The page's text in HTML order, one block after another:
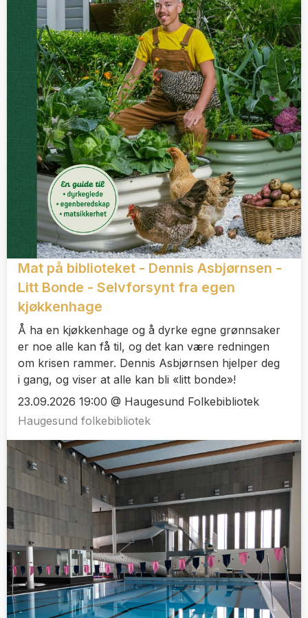
Mat på biblioteket - Dennis Asbjørnsen -
Litt Bonde - Selvforsynt fra egen
kjøkkenhage
Å ha en kjøkkenhage og å dyrke egne grønnsaker
er noe alle kan få til, og det kan være redningen
om krisen rammer. Dennis Asbjørnsen hjelper deg
i gang, og viser at alle kan bli «litt bonde»!
23.09.2026 19:00 @ Haugesund Folkebibliotek
Haugesund folkebibliotek